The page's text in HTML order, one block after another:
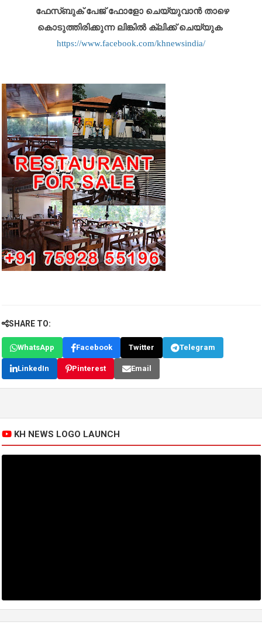
ഫേസ്ബുക് പേജ് ഫോളോ ചെയ്യുവാൻ താഴെ
കൊടുത്തിരിക്കുന്ന ലിങ്കിൽ ക്ലിക്ക് ചെയ്യുക
https://www.facebook.com/khnewsindia/
SHARE TO:
WhatsApp Facebook Twitter Telegram
LinkedIn Pinterest Email
KH NEWS LOGO LAUNCH